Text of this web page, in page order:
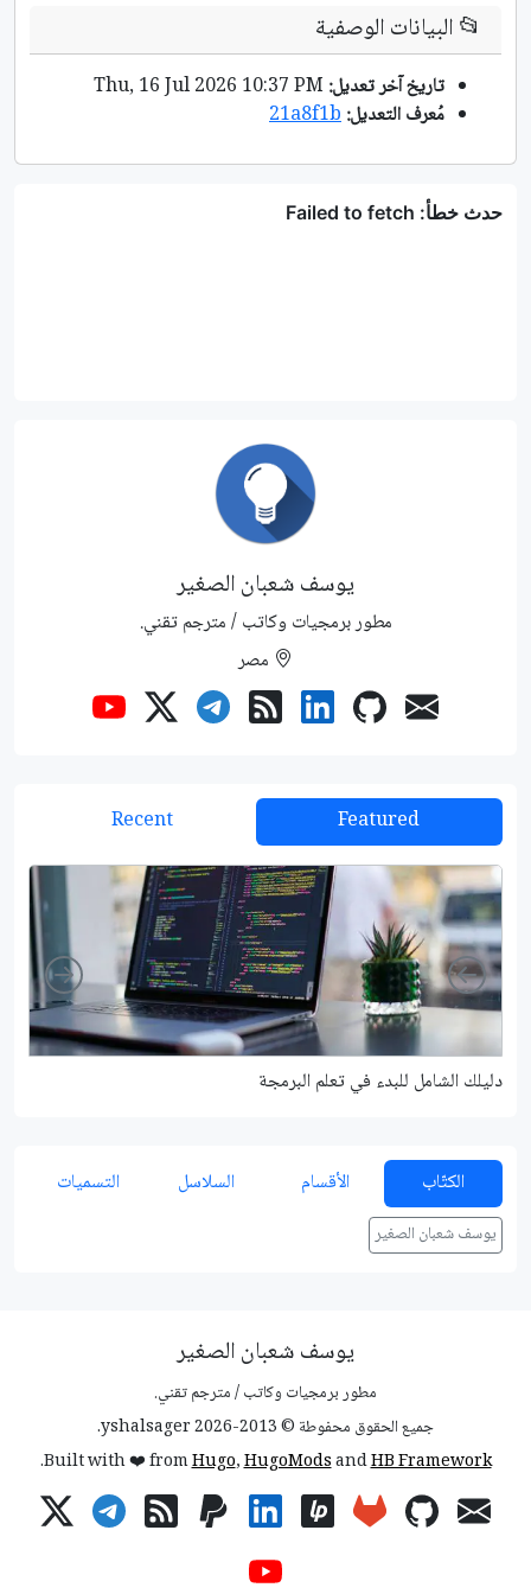
📂البيانات الوصفية
تاريخ آخر تعديل:
مُعرف التعديل:21a8f1b
يوسف شعبان الصغير
مطور برمجيات وكاتب / مترجم تقني.
مصر
Featured
Recent
دليلك الشامل للبدء في تعلم البرمجة
Left
الكتّاب الأقسام السلاسل التسميات
يوسف شعبان الصغير
يوسف شعبان الصغير
مطور برمجيات وكاتب / مترجم تقني.
جميع الحقوق محفوطة © 2013-2026 yshalsager.
Built with ❤️ fromHugo,HugoModsandHB Framework
.